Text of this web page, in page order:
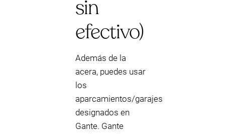
sin
efectivo)
Además de la
acera, puedes usar
los
aparcamientos/garajes
designados en
Gante. Gante